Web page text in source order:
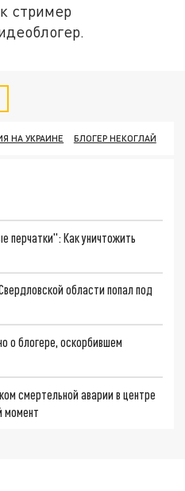
стример
НА УКРАИНЕ БЛОГЕР НЕКОГЛАЙ
перчатки": Как уничтожить
области попал под
о блогере, оскорбившем
смертельной аварии в центре
момент